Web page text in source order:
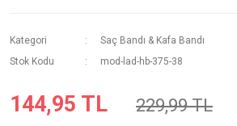
Kategori Saç Bandı & Kafa Bandı
Stok Kodu
mod-lad-hb-375-38
144,95 TL 229,99 TL